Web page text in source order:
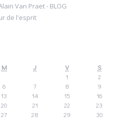
Van Praet - BLOG
de l'esprit
M J V
S
1
2
6 7 8
9
13 14 15
16
20 21 22
23
27 28 29
30